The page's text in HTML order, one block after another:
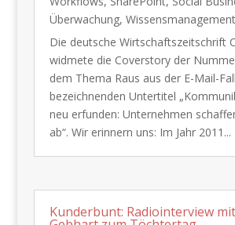
Überwachung, Wissensmanagement
Die deutsche Wirtschaftszeitschrift
widmete die Coverstory der
dem Thema Raus aus der E-Mail-
bezeichnenden Untertitel
neu erfunden: Unternehmen
ab“. Wir erinnern uns: Im Jahr 2011...
Kunderbunt: Radiointerview